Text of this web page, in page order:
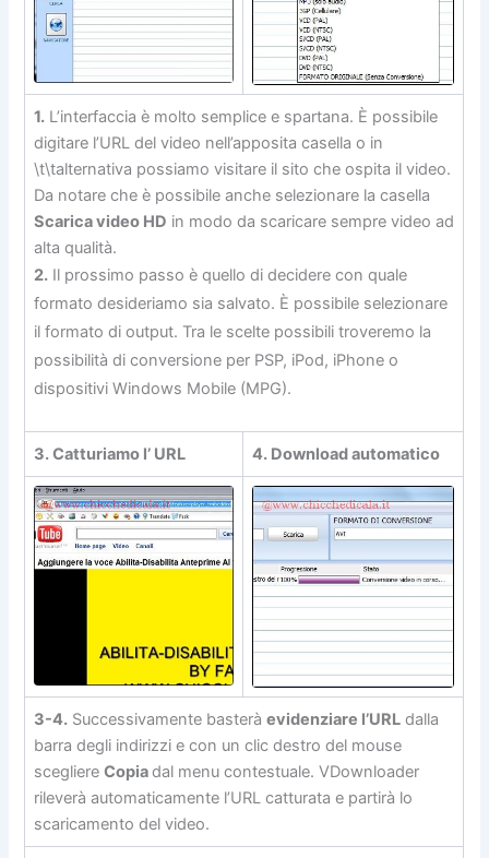
1. L’interfaccia è molto semplice e spartana. È possibile
digitare l’URL del video nell’apposita casella o in
\t\talternativa possiamo visitare il sito che ospita il video.
Da notare che è possibile anche selezionare la casella
Scarica video HD in modo da scaricare sempre video ad
alta qualità.
2. Il prossimo passo è quello di decidere con quale
formato desideriamo sia salvato. È possibile selezionare
il formato di output. Tra le scelte possibili troveremo la
possibilità di conversione per PSP, iPod, iPhone o
dispositivi Windows Mobile (MPG).
3. Catturiamo l’ URL 4. Download automatico
3-4. Successivamente basteràevidenziare l’URL dalla
barra degli indirizzi e con un clic destro del mouse
scegliereCopiadal menu contestuale. VDownloader
rileverà automaticamente l’URL catturata e partirà lo
scaricamento del video.